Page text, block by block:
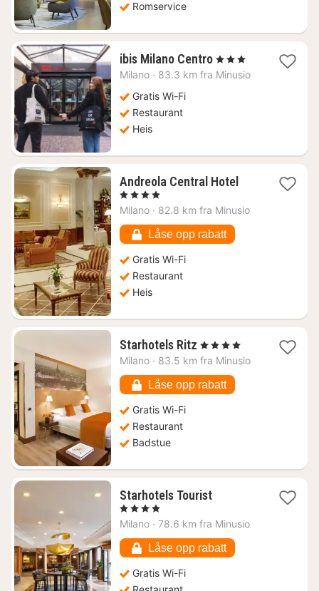
Romservice
ibis Milano Centro1
natt
, 3 Stjerner
Milano · 83.3 km fra Minusio
Gratis Wi-Fi
Restaurant
Heis
Andreola Central Hotel1
fra
, 4 Stjerner
Milano · 82.8 km fra Minusio
Låse opp rabatt
Gratis Wi-Fi
Restaurant
Heis
Starhotels Ritz 1
natt
980
kr.
, 4 Stjerner
Milano · 83.5 km fra Minusio
Låse opp rabatt
Gratis Wi-Fi
Restaurant
Badstue
Starhotels Tourist1
fra
kr.
, 4 Stjerner
Milano · 78.6 km fra Minusio
Låse opp rabatt
Gratis Wi-Fi